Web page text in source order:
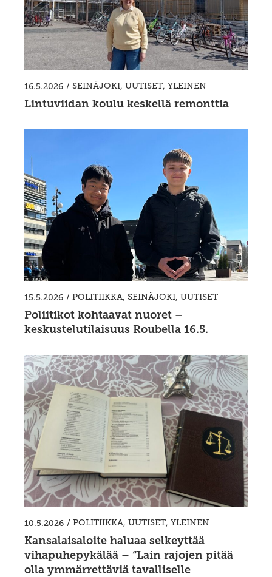
16.5.2026 / SEINÄJOKI, UUTISET, YLEINEN
Lintuviidan koulu keskellä remonttia
15.5.2026 / POLITIIKKA, SEINÄJOKI, UUTISET
Poliitikot kohtaavat nuoret –
keskustelutilaisuus Roubella 16.5.
10.5.2026 / POLITIIKKA, UUTISET, YLEINEN
Kansalaisaloite haluaa selkeyttää
vihapuhepykälää – “Lain rajojen pitää
olla ymmärrettäviä tavalliselle